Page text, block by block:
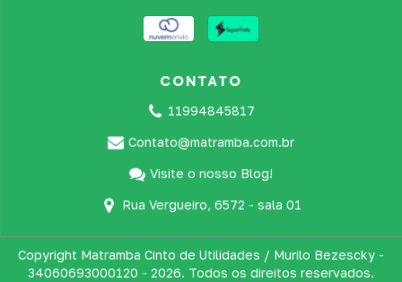
CONTATO
11994845817
Contato@matramba.com.br
Visite o nosso Blog!
Rua Vergueiro, 6572 - sala 01
Copyright Matramba Cinto de Utilidades / Murilo Bezescky -
34060693000120 - 2026. Todos os direitos reservados.